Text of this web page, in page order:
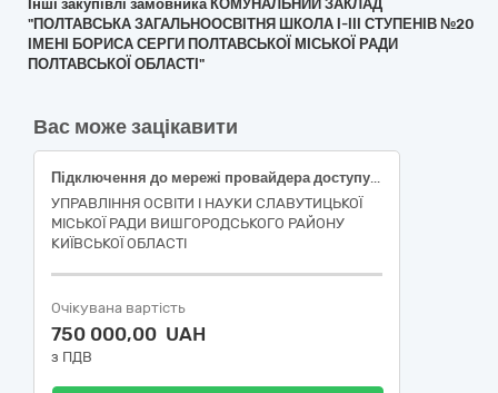
Інші закупівлі замовника КОМУНАЛЬНИЙ ЗАКЛАД
"ПОЛТАВСЬКА ЗАГАЛЬНООСВІТНЯ ШКОЛА І-ІІІ СТУПЕНІВ №20
ІМЕНІ БОРИСА СЕРГИ ПОЛТАВСЬКОЇ МІСЬКОЇ РАДИ
ПОЛТАВСЬКОЇ ОБЛАСТІ"
Вас може зацікавити
Підключення до мережі провайдера доступу до Інтернет та встановлення і налаштування мережевого обладнання з метою створення локальної комп’ютерної мережі доступу до Інтернет для закладів освіти м. Славутич
УПРАВЛІННЯ ОСВІТИ І НАУКИ СЛАВУТИЦЬКОЇ
МІСЬКОЇ РАДИ ВИШГОРОДСЬКОГО РАЙОНУ
КИЇВСЬКОЇ ОБЛАСТІ
Очікувана вартість
750 000,00 UAH
з ПДВ